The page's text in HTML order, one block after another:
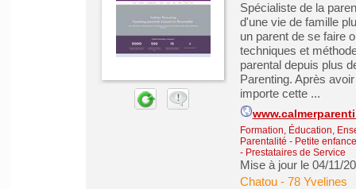
Spécialiste de la
d'une vie de famille
un parent de se faire
techniques et
parental depuis plus
Parenting. Après
importe cette ...
Formation, Éducation,
Parentalité - Petite enfance
- Prestataires de Service
Mise à jour le 04/11/
Chatou- 78 Yvelines